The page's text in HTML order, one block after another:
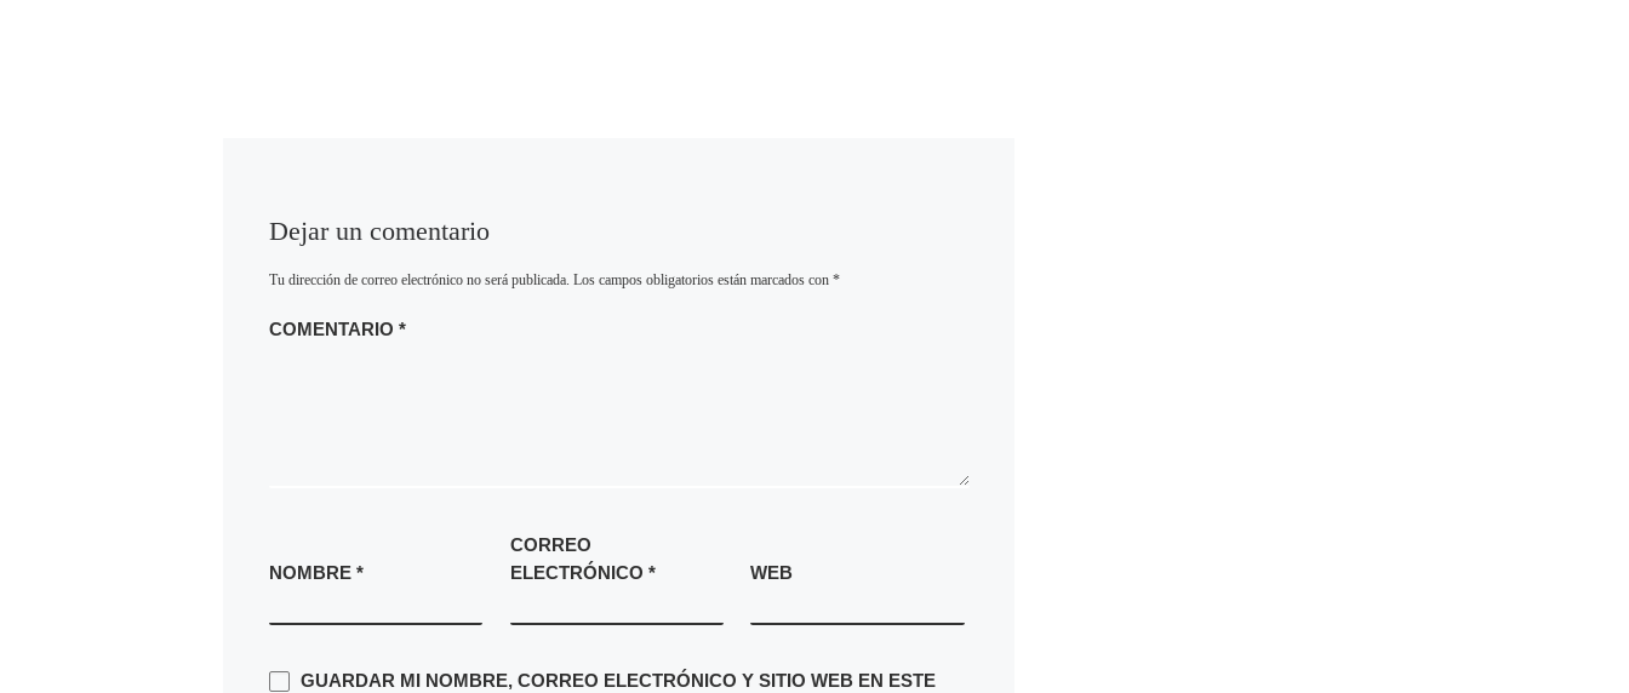
Dejar un comentario
Tu dirección de correo electrónico no será publicada. Los campos obligatorios están marcados con *
COMENTARIO *
NOMBRE *
CORREO
ELECTRÓNICO * WEB
GUARDAR MI NOMBRE, CORREO ELECTRÓNICO Y SITIO WEB EN ESTE